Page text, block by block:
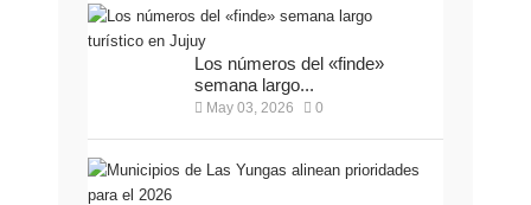
Los números del «finde»
semana largo...
May 03, 2026 0